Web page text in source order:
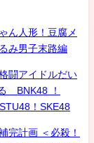
ん人形！豆腐メ
み男子末路編
闘アイドルだい
BNK48 ！
！SKE48
完計画 ＜必殺！